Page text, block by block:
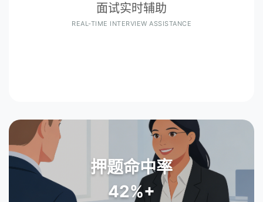
面试实时辅助
REAL-TIME INTERVIEW ASSISTANCE
押题命中率
42%+